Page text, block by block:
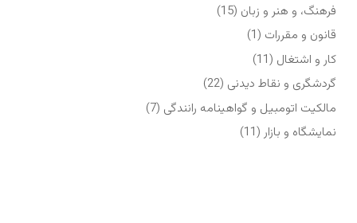
فرهنگ، و هنر و زبان (15)
قانون و مقررات (1)
کار و اشتغال (11)
گردشگری و نقاط دیدنی (22)
مالکیت اتومبیل و گواهینامه رانندگی (7)
نمایشگاه‌ و بازار(11)